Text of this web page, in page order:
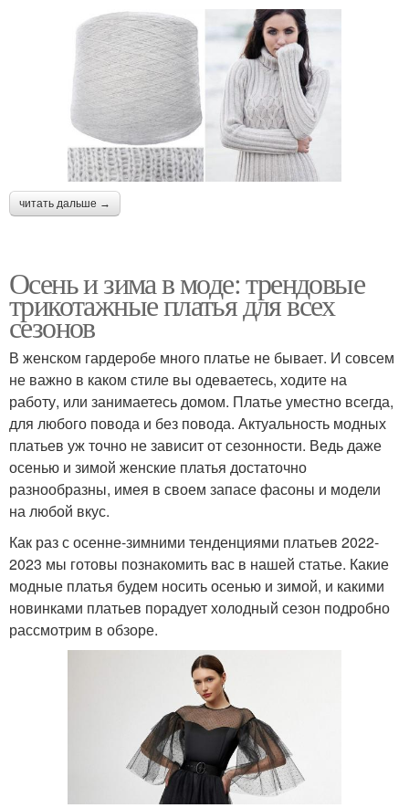
читать дальше →
Осень и зима в моде: трендовые
трикотажные платья для всех
сезонов
В женском гардеробе много платье не бывает. И совсем
не важно в каком стиле вы одеваетесь, ходите на
работу, или занимаетесь домом. Платье уместно всегда,
для любого повода и без повода. Актуальность модных
платьев уж точно не зависит от сезонности. Ведь даже
осенью и зимой женские платья достаточно
разнообразны, имея в своем запасе фасоны и модели
на любой вкус.
Как раз с осенне-зимними тенденциями платьев 2022-
2023 мы готовы познакомить вас в нашей статье. Какие
модные платья будем носить осенью и зимой, и какими
новинками платьев порадует холодный сезон подробно
рассмотрим в обзоре.